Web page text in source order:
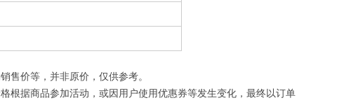
售价等，并非原价，仅供参考。
根据商品参加活动，或因用户使用优惠券等发生变化，最终以订单